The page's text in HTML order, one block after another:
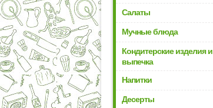
Салаты
Мучные блюда
Кондитерские изделия и
выпечка
Напитки
Десерты